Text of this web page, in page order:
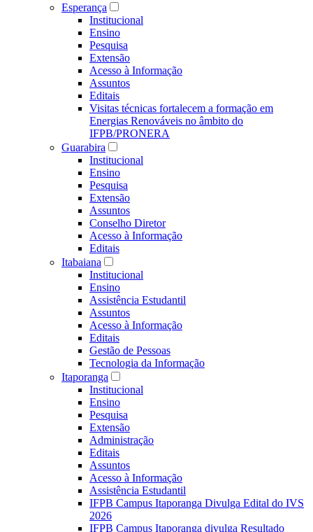
Esperança
Institucional
Ensino
Pesquisa
Extensão
Acesso à Informação
Assuntos
Editais
Visitas técnicas fortalecem a formação em
Energias Renováveis no âmbito do
IFPB/PRONERA
Guarabira
Institucional
Ensino
Pesquisa
Extensão
Assuntos
Conselho Diretor
Acesso à Informação
Editais
Itabaiana
Institucional
Ensino
Assistência Estudantil
Assuntos
Acesso à Informação
Editais
Gestão de Pessoas
Tecnologia da Informação
Itaporanga
Institucional
Ensino
Pesquisa
Extensão
Administração
Editais
Assuntos
Acesso à Informação
Assistência Estudantil
IFPB Campus Itaporanga Divulga Edital do IVS
2026
IFPB Campus Itaporanga divulga Resultado